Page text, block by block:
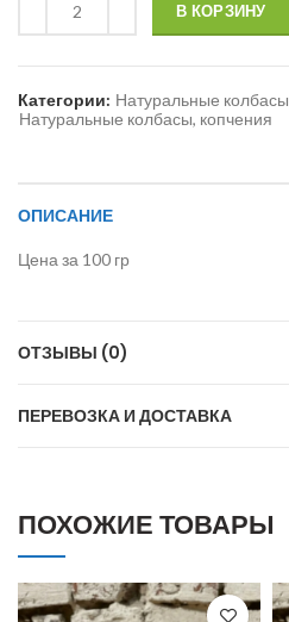
В КОРЗИНУ
Категории: Натуральные колбасы
Натуральные колбасы, копчения
ОПИСАНИЕ
Цена за 100 гр
ОТЗЫВЫ (0)
ПЕРЕВОЗКА И ДОСТАВКА
ПОХОЖИЕ ТОВАРЫ